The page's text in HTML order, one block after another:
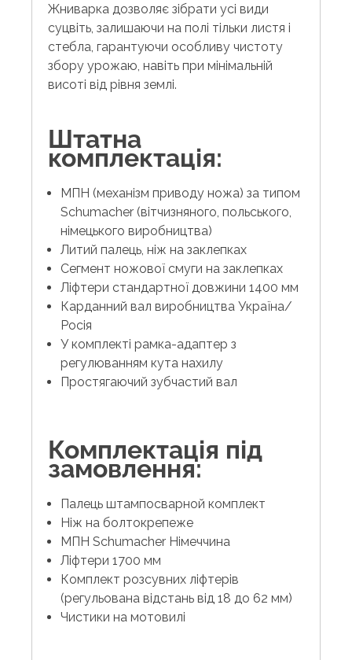
Жниварка дозволяє зібрати усі види
суцвіть, залишаючи на полі тільки листя і
стебла, гарантуючи особливу чистоту
збору урожаю, навіть при мінімальній
висоті від рівня землі.
Штатна
комплектація:
МПН (механізм приводу ножа) за типом
Schumacher (вітчизняного, польського,
німецького виробництва)
Литий палець, ніж на заклепках
Сегмент ножової смуги на заклепках
Ліфтери стандартної довжини 1400 мм
Карданний вал виробництва Україна/
Росія
У комплекті рамка-адаптер з
регулюванням кута нахилу
Простягаючий зубчастий вал
Комплектація під
замовлення:
Палець штампосварной комплект
Ніж на болтокрепеже
МПН Schumacher Німеччина
Ліфтери 1700 мм
Комплект розсувних ліфтерів
(регульована відстань від 18 до 62 мм)
Чистики на мотовилі